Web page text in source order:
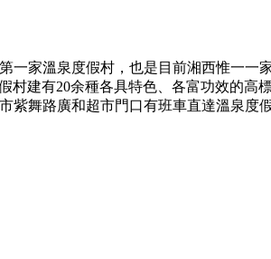
家溫泉度假村，也是目前湘西惟一一
建有20余種各具特色、各富功效的高
舞路廣和超市門口有班車直達溫泉度